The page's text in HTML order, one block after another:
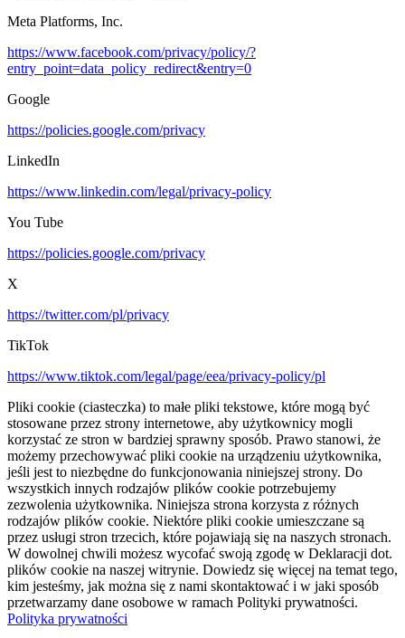
Meta Platforms, Inc.
https://www.facebook.com/privacy/policy/?
entry_point=data_policy_redirect&entry=0
Google
https://policies.google.com/privacy
LinkedIn
https://www.linkedin.com/legal/privacy-policy
You Tube
https://policies.google.com/privacy
X
https://twitter.com/pl/privacy
TikTok
https://www.tiktok.com/legal/page/eea/privacy-policy/pl
Pliki cookie (ciasteczka) to małe pliki tekstowe, które mogą być
stosowane przez strony internetowe, aby użytkownicy mogli
korzystać ze stron w bardziej sprawny sposób. Prawo stanowi, że
możemy przechowywać pliki cookie na urządzeniu użytkownika,
jeśli jest to niezbędne do funkcjonowania niniejszej strony. Do
wszystkich innych rodzajów plików cookie potrzebujemy
zezwolenia użytkownika. Niniejsza strona korzysta z różnych
rodzajów plików cookie. Niektóre pliki cookie umieszczane są
przez usługi stron trzecich, które pojawiają się na naszych stronach.
W dowolnej chwili możesz wycofać swoją zgodę w Deklaracji dot.
plików cookie na naszej witrynie. Dowiedz się więcej na temat tego,
kim jesteśmy, jak można się z nami skontaktować i w jaki sposób
przetwarzamy dane osobowe w ramach Polityki prywatności.
Polityka prywatności